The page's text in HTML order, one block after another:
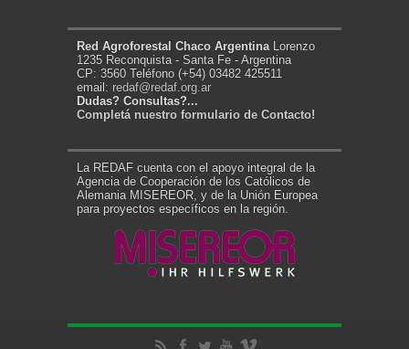
Red Agroforestal Chaco Argentina Lorenzo
1235 Reconquista - Santa Fe - Argentina
CP: 3560 Teléfono (+54) 03482 425511
email: redaf@redaf.org.ar
Dudas? Consultas?...
Completá nuestro formulario de Contacto!
La REDAF cuenta con el apoyo integral de la
Agencia de Cooperación de los Católicos de
Alemania MISEREOR, y de la Unión Europea
para proyectos específicos en la región.